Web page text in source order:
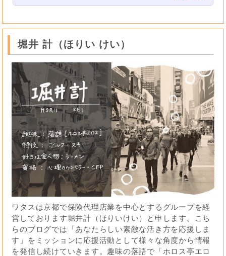
堀井 計（ほりい けい）
ワタスは京都で保険代理店業を中心とするグループを経
営しております堀井計（ほりいけい）と申します。こち
らのブログでは「あなたらしい素敵な活き方を応援しま
す」をミッションに応援活動として様々な角度から情報
を発信し続けていきます。趣味の落語で「ホロス亭エロ